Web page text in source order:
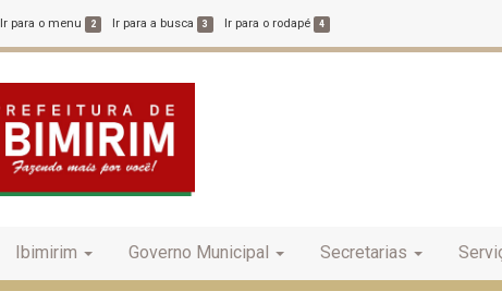
Ir para o menu 2 Ir para a busca 3 Ir para o rodapé 4
Ibimirim Governo Municipal Secretarias